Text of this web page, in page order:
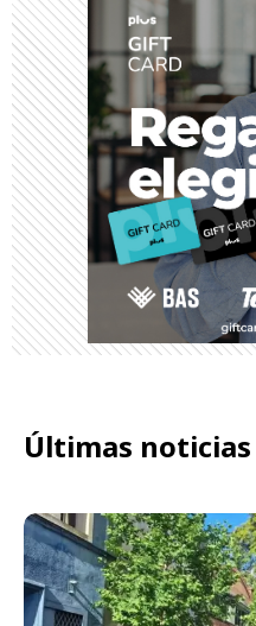
Últimas noticias